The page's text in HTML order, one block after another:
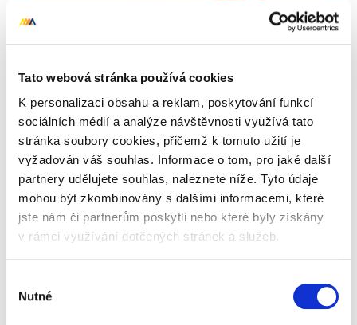
Tato webová stránka používá cookies
K personalizaci obsahu a reklam, poskytování funkcí
sociálních médií a analýze návštěvnosti využívá tato
stránka soubory cookies, přičemž k tomuto užití je
vyžadován váš souhlas. Informace o tom, pro jaké další
partnery udělujete souhlas, naleznete níže. Tyto údaje
mohou být zkombinovány s dalšími informacemi, které
jste nám či partnerům poskytli nebo které byly získány
v rámci využívání dotčených stránek a služeb.
souhlasu
Nutné
Darujte bezpečí a jistotu
Za volantem tráví stále více času? Ať už je v autě
každodenní dopravu do práce, bylo by dobré,
aby ho měl perfektně pod kontrolou. Nejlepší je si
veškole smykunanečisto vyzkoušet a naučit se,
jak reagovat v krizových situacích, které ať
chceme nebo ne čas od času na silnici potkají
každého. V kurzu bezpečné jízdy mu zkušení
instruktoři vysvětlí, jak správně reagovat, když
dostane smyk nebo třeba aquaplanning a bude
speciálně upravených kluzných plochách. Užije si
skvělou zábavu, adrenalin a získá spoustu nových